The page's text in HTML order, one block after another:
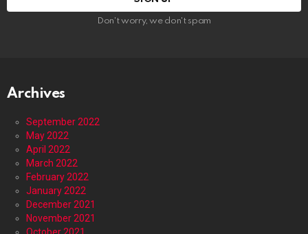
Don't worry, we don't spam
Archives
September 2022
May 2022
April 2022
March 2022
February 2022
January 2022
December 2021
November 2021